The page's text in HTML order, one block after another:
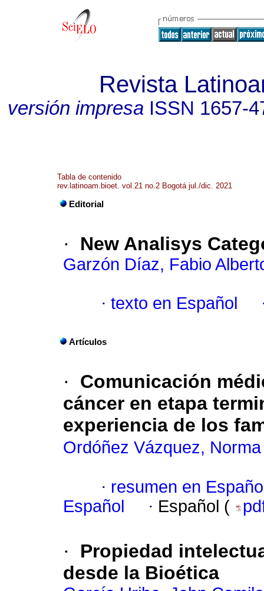
Revista
versión impresaISSN 1657-
Tabla de contenido
rev.latinoam.bioet. vol.21 no.2 Bogotá jul./dic. 2021
Editorial
· New Analisys
Garzón Díaz, Fabio
· texto en Español
Artículos
·
Comunicación
cáncer en etapa
experiencia de los
Ordóñez Vázquez, Norma
· resumen en
Español
· Español (
·
Propiedad
desde la Bioética